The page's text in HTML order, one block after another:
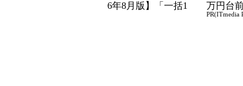
6年8月版】「一括1
万円台
る快適
PR(ITmedia